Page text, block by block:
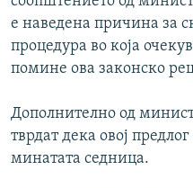
е наведена причина за
процедура во која
помине ова законско
Дополнително од
тврдат дека овој
минатата седница.